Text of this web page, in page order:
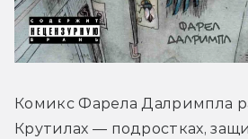
Комикс Фарела Далримпла
Крутилах — подростках,